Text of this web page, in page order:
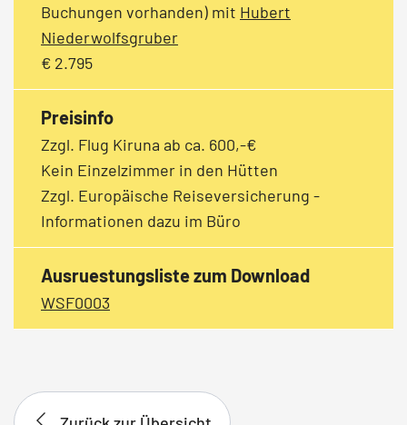
Buchungen vorhanden) mit Hubert
Niederwolfsgruber
€ 2.795
Preisinfo
Zzgl. Flug Kiruna ab ca. 600,-€
Kein Einzelzimmer in den Hütten
Zzgl. Europäische Reiseversicherung -
Informationen dazu im Büro
Ausruestungsliste zum Download
WSF0003